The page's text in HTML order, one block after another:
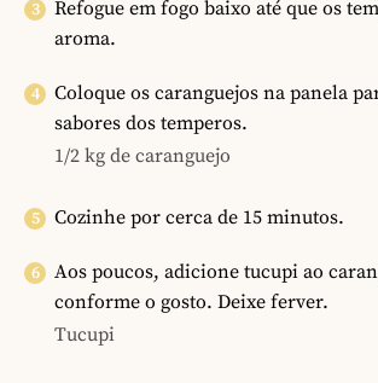
Refogue em fogo baixo até que os
aroma.
Coloque os caranguejos na panela
sabores dos temperos.
1/2 kg de caranguejo
Cozinhe por cerca de 15 minutos.
Aos poucos, adicione tucupi ao
conforme o gosto. Deixe ferver.
Tucupi